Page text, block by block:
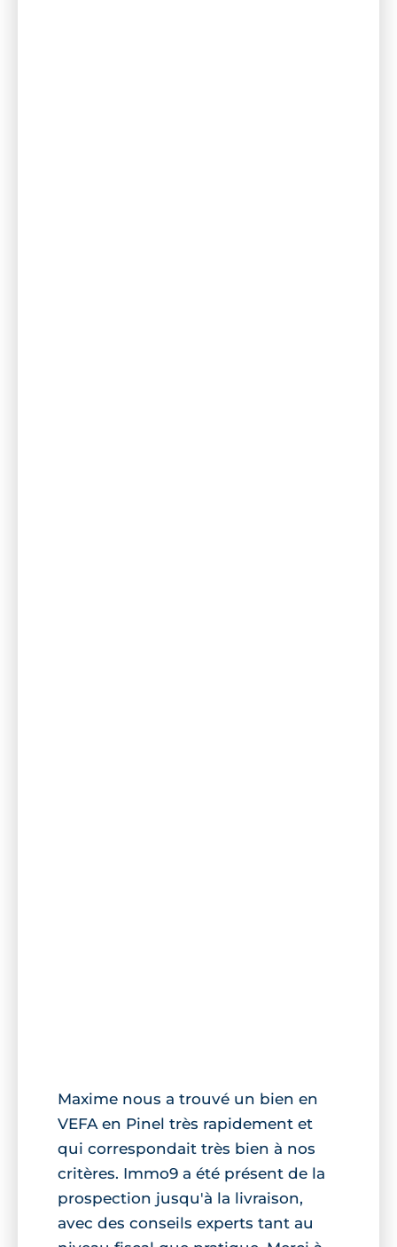
Maxime nous a trouvé un bien en
VEFA en Pinel très rapidement et
qui correspondait très bien à nos
critères. Immo9 a été présent de la
prospection jusqu'à la livraison,
avec des conseils experts tant au